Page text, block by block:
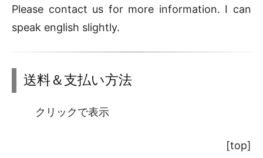
Please contact us for more information. I can
speak english slightly.
送料＆支払い方法
クリックで表示
[top]